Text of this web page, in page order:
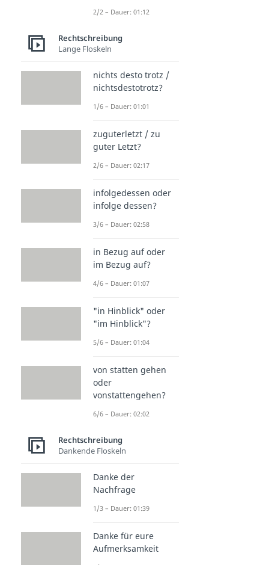
2/2 – Dauer: 01:12
Rechtschreibung
Lange Floskeln
nichts desto trotz /
nichtsdestotrotz?
1/6 – Dauer: 01:01
zuguterletzt / zu
guter Letzt?
2/6 – Dauer: 02:17
infolgedessen oder
infolge dessen?
3/6 – Dauer: 02:58
in Bezug auf oder
im Bezug auf?
4/6 – Dauer: 01:07
"in Hinblick" oder
"im Hinblick"?
5/6 – Dauer: 01:04
von statten gehen
oder
vonstattengehen?
6/6 – Dauer: 02:02
Rechtschreibung
Dankende Floskeln
Danke der
Nachfrage
1/3 – Dauer: 01:39
Danke für eure
Aufmerksamkeit